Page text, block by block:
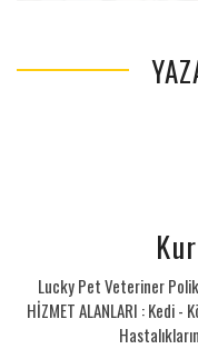
Lucky Pet Veteriner
HİZMET ALANLARI : Kedi -